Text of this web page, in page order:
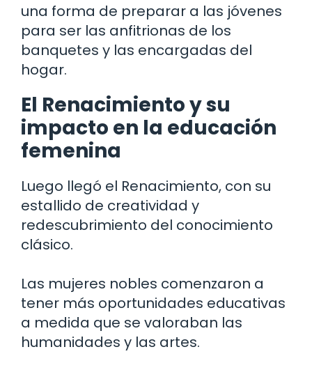
una forma de preparar a las jóvenes
para ser las anfitrionas de los
banquetes y las encargadas del
hogar.
El Renacimiento y su
impacto en la educación
femenina
Luego llegó el Renacimiento, con su
estallido de creatividad y
redescubrimiento del conocimiento
clásico.
Las mujeres nobles comenzaron a
tener más oportunidades educativas
a medida que se valoraban las
humanidades y las artes.